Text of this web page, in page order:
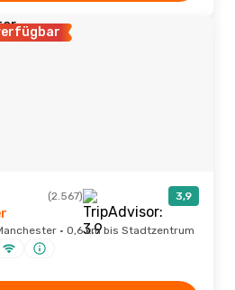
(2.567) 3,9
· 0,6 km bis Stadtzentrum